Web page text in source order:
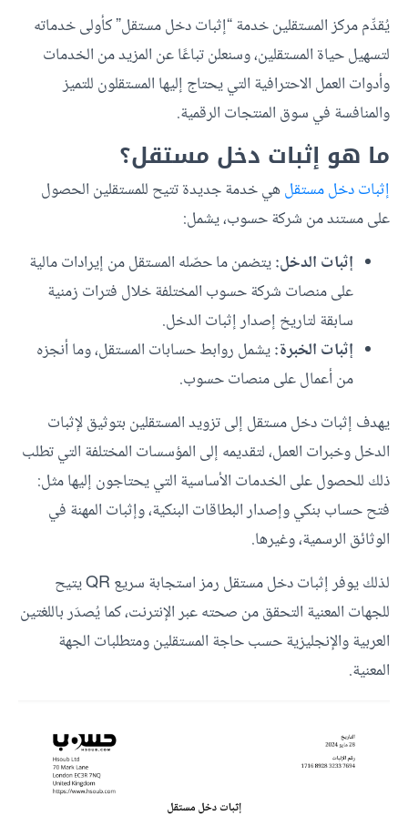
يُقدِّم مركز المستقلين خدمة “إثبات دخل مستقل” كأولى خدماته
لتسهيل حياة المستقلين، وسنعلن تباعًا عن المزيد من الخدمات
وأدوات العمل الاحترافية التي يحتاج إليها المستقلون للتميز
والمنافسة في سوق المنتجات الرقمية.
ما هو إثبات دخل مستقل؟
إثبات دخل مستقلهي خدمة جديدة تتيح للمستقلين الحصول
على مستند من شركة حسوب، يشمل:
إثبات الدخل:يتضمن ما حصّله المستقل من إيرادات مالية
على منصات شركة حسوب المختلفة خلال فترات زمنية
سابقة لتاريخ إصدار إثبات الدخل.
إثبات الخبرة:يشمل روابط حسابات المستقل، وما أنجزه
من أعمال على منصات حسوب.
يهدف إثبات دخل مستقل إلى تزويد المستقلين بتوثيق لإثبات
الدخل وخبرات العمل، لتقديمه إلى المؤسسات المختلفة التي تطلب
ذلك للحصول على الخدمات الأساسية التي يحتاجون إليها مثل:
فتح حساب بنكي وإصدار البطاقات البنكية، وإثبات المهنة في
الوثائق الرسمية، وغيرها.
لذلك يوفر إثبات دخل مستقل رمز استجابة سريع QR يتيح
للجهات المعنية التحقق من صحته عبر الإنترنت، كما يُصدَر باللغتين
العربية والإنجليزية حسب حاجة المستقلين ومتطلبات الجهة
المعنية.